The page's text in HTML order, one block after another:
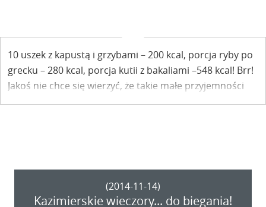
10 uszek z kapustą i grzybami – 200 kcal, porcja ryby po
grecku – 280 kcal, porcja kutii z bakaliami –548 kcal! Brr!
Jakoś nie chce się wierzyć, że takie małe przyjemności
nie tylko cieszą, ale także odkładają się w postaci
(2014-11-14)
Kazimierskie wieczory... do biegania!